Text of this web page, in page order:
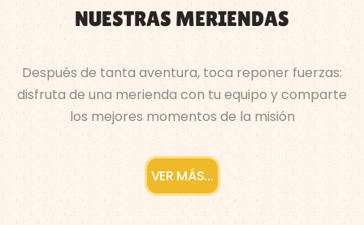
NUESTRAS MERIENDAS
Después de tanta aventura, toca reponer fuerzas:
disfruta de una merienda con tu equipo y comparte
los mejores momentos de la misión
VER MÁS...